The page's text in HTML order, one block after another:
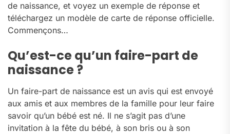
de naissance, et voyez un exemple de réponse et
téléchargez un modèle de carte de réponse officielle.
Commençons…
Qu’est-ce qu’un faire-part de
naissance ?
Un faire-part de naissance est un avis qui est envoyé
aux amis et aux membres de la famille pour leur faire
savoir qu’un bébé est né. Il ne s’agit pas d’une
invitation à la fête du bébé, à son bris ou à son